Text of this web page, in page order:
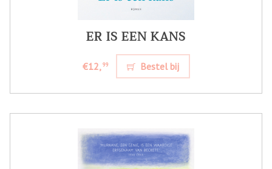
ER IS EEN KANS
€12,99 Bestel bij